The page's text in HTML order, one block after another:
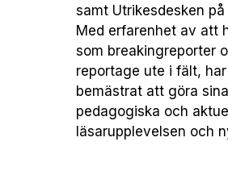
samt Utrikesdesken
Med erfarenhet av att
som breakingreporter
reportage ute i fält,
bemästrat att göra
pedagogiska och
läsarupplevelsen och